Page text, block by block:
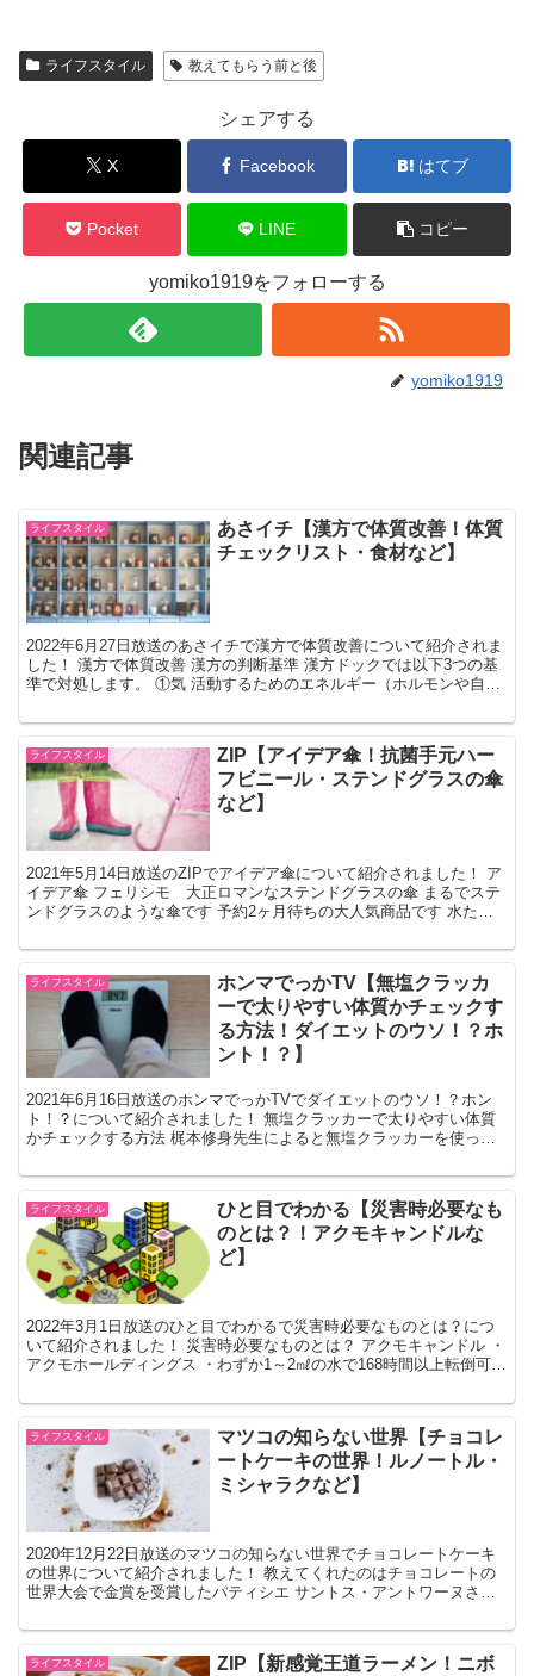
ライフスタイル 教えてもらう前と後
シェアする
X Facebook はてブ
Pocket LINE コピー
yomiko1919をフォローする
yomiko1919
関連記事
ライフスタイル
あさイチ【漢方で体質改善！体質
チェックリスト・食材など】
2022年6月27日放送のあさイチで漢方で体質改善について紹介されま
した！ 漢方で体質改善 漢方の判断基準 漢方ドックでは以下3つの基
準で対処します。 ①気 活動するためのエネルギー（ホルモンや自立
ライフスタイル
ZIP【アイデア傘！抗菌手元ハー
フビニール・ステンドグラスの傘
など】
2021年5月14日放送のZIPでアイデア傘について紹介されました！ ア
イデア傘 フェリシモ 大正ロマンなステンドグラスの傘 まるでステ
ンドグラスのような傘です 予約2ヶ月待ちの大人気商品です 水たま
ライフスタイル
ホンマでっかTV【無塩クラッカ
ーで太りやすい体質かチェックす
る方法！ダイエットのウソ！？ホ
ント！？】
2021年6月16日放送のホンマでっかTVでダイエットのウソ！？ホン
ト！？について紹介されました！ 無塩クラッカーで太りやすい体質
かチェックする方法 梶本修身先生によると無塩クラッカーを使って
ライフスタイル
ひと目でわかる【災害時必要なも
のとは？！アクモキャンドルな
ど】
2022年3月1日放送のひと目でわかるで災害時必要なものとは？につ
いて紹介されました！ 災害時必要なものとは？ アクモキャンドル ・
アクモホールディングス ・わずか1～2㎖の水で168時間以上転倒可能
ライフスタイル
マツコの知らない世界【チョコレ
ートケーキの世界！ルノートル・
ミシャラクなど】
2020年12月22日放送のマツコの知らない世界でチョコレートケーキ
の世界について紹介されました！ 教えてくれたのはチョコレートの
世界大会で金賞を受賞したパティシエ サントス・アントワーヌさん
ライフスタイル
ZIP【新感覚王道ラーメン！ニボ